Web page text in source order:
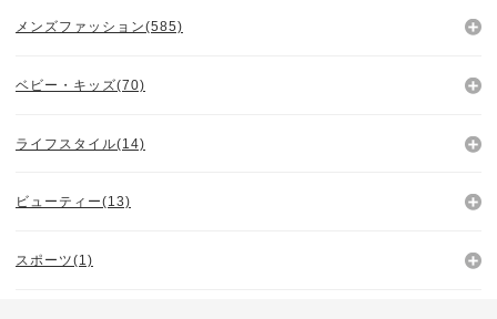
メンズファッション(585)
ベビー・キッズ(70)
ライフスタイル(14)
ビューティー(13)
スポーツ(1)